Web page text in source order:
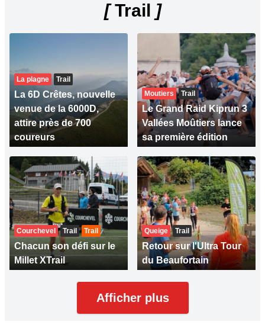
[Trail ]
La plagne Trail
La 6D Crêtes, nouvelle
venue de la 6000D,
attire près de 700
coureurs
Moutiers Trail
Le Grand Raid Kiprun 3
Vallées Moûtiers lance
sa première édition
Courchevel Trail Trail
Chacun son défi sur le
Millet XTrail
Queige Trail
Retour sur l'Ultra Tour
du Beaufortain
Afficher plus